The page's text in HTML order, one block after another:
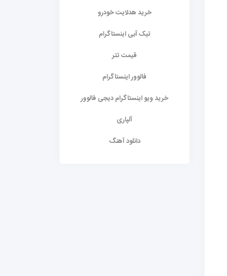
خرید هدلایت خودرو
تیک آبی اینستاگرام
قیمت تتر
فالوور اینستاگرام
خرید ویو اینستاگرام دیجی فالوور
آلپاری
دانلود آهنگ